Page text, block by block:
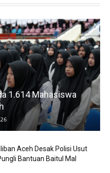
1.614 Mahasiswa
Aceh Desak Polisi Usut
Bantuan Baitul Mal